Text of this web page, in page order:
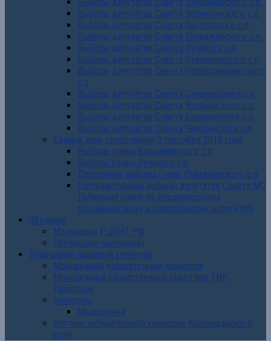
Выборы депутатов Совета Вознесенского с.п.
Выборы депутатов Совета Зассовского с.п.
Выборы депутатов Совета Каладжинского с.п.
Выборы депутатов Совета Лучевого с.п.
Выборы депутатов Совета Отважненского с.п.
Выборы депутатов Совета Первосинюхинского
с.п.
Выборы депутатов Совета Сладковского с.п.
Выборы депутатов Совета Упорненского с.п.
Выборы депутатов Совета Харьковского с.п.
Выборы депутатов Совета Чамлыкского с.п.
Единый день голосования 9 сентября 2018 года
Выборы главы Владимирского с.п.
Выборы главы Лучевого с.п.
Досрочные выборы главы Отважненского с.п.
Дополнительные выборы депутатов Совета МО
Лабинский район по Владимирскому
трехмандатному избирательному округу №6
Обучение
Материалы РЦОИТ РФ
Обучающие материалы
Повышение правовой культуры
Молодежная избирательная комиссия
Молодежный общественный совет при ТИК
Лабинская
Конкурсы
Медиаточка
Вестник избирательной комиссии Краснодарского
края